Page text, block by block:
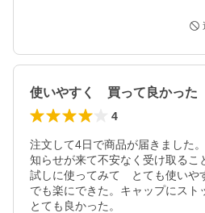
使いやすく 買って良かった
4
注文して4日で商品が届きました
知らせが来て不安なく受け取るこ
試しに使ってみて　とても使いや
でも楽にできた。キャップにスト
とても良かった。